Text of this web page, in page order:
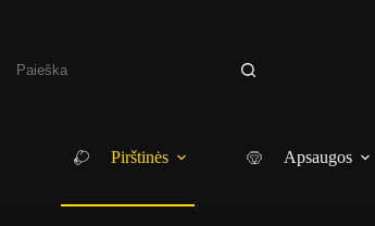
Pirštinės Apsaugos